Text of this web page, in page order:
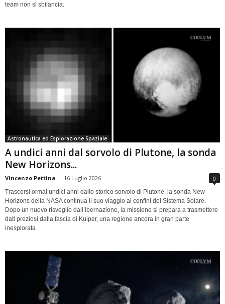
team non si sbilancia.
Astronautica ed Esplorazione Spaziale
A undici anni dal sorvolo di Plutone, la sonda
New Horizons...
Vincenzo Pettina - 16 Luglio 2026 0
Trascorsi ormai undici anni dallo storico sorvolo di Plutone, la sonda New
Horizons della NASA continua il suo viaggio ai confini del Sistema Solare.
Dopo un nuovo risveglio dall’ibernazione, la missione si prepara a trasmettere
dati preziosi dalla fascia di Kuiper, una regione ancora in gran parte
inesplorata